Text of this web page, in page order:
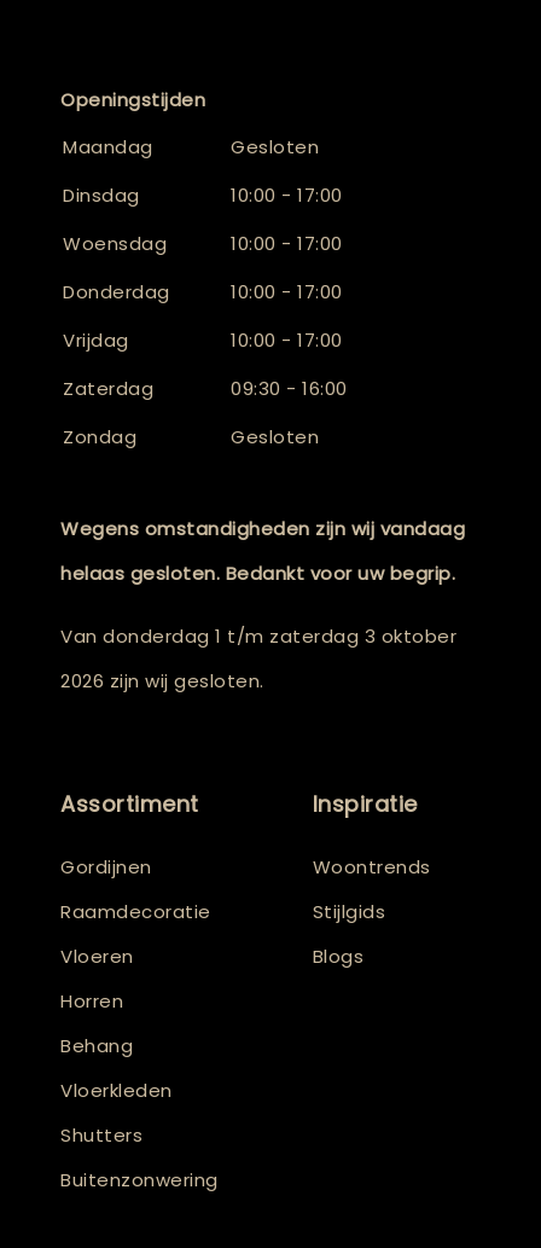
Openingstijden
Maandag
Gesloten
Dinsdag
10:00 - 17:00
Woensdag
10:00 - 17:00
Donderdag
10:00 - 17:00
Vrijdag
10:00 - 17:00
Zaterdag
09:30 - 16:00
Zondag
Gesloten
Wegens omstandigheden zijn wij vandaag
helaas gesloten. Bedankt voor uw begrip.
Van donderdag 1 t/m zaterdag 3 oktober
2026 zijn wij gesloten.
Assortiment
Gordijnen
Raamdecoratie
Vloeren
Horren
Behang
Vloerkleden
Shutters
Buitenzonwering
Inspiratie
Woontrends
Stijlgids
Blogs